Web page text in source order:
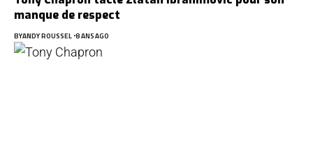
manque de respect
BYANDY ROUSSEL 8 ANS AGO